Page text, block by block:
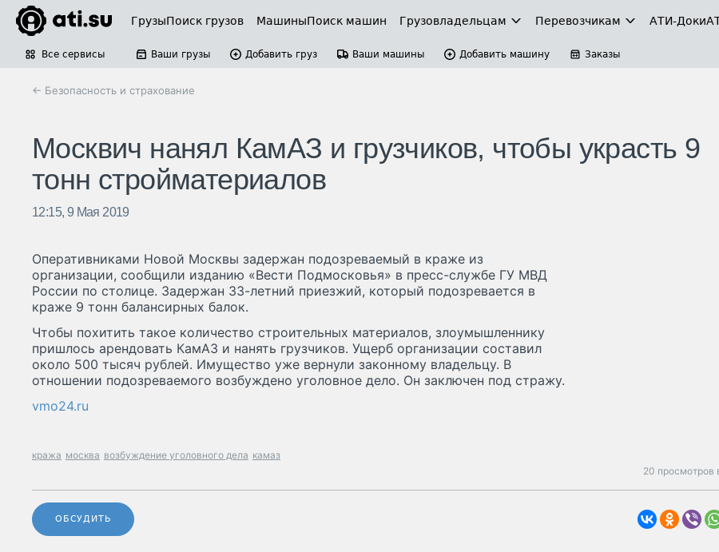
ГрузыПоиск грузов МашиныПоиск машин Грузовладельцам Перевозчикам АТИ-Доки
Все сервисы Ваши грузы Добавить груз Ваши машины Добавить машину Заказы
← Безопасность и страхование
Москвич нанял КамАЗ и грузчиков, чтобы украсть 9
тонн стройматериалов
12:15, 9 Мая 2019
Оперативниками Новой Москвы задержан подозреваемый в краже из
организации, сообщили изданию «Вести Подмосковья» в пресс-службе ГУ МВД
России по столице. Задержан 33-летний приезжий, который подозревается в
краже 9 тонн балансирных балок.
Чтобы похитить такое количество строительных материалов, злоумышленнику
пришлось арендовать КамАЗ и нанять грузчиков. Ущерб организации составил
около 500 тысяч рублей. Имущество уже вернули законному владельцу. В
отношении подозреваемого возбуждено уголовное дело. Он заключен под стражу.
vmo24.ru
кража москва возбуждение уголовного дела камаз
20 просмотров
ОБСУДИТЬ